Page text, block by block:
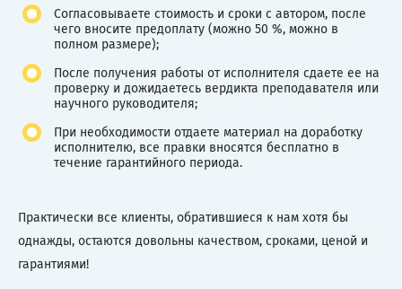
Согласовываете стоимость и сроки с автором, после
чего вносите предоплату (можно 50 %, можно в
полном размере);
После получения работы от исполнителя сдаете ее на
проверку и дожидаетесь вердикта преподавателя или
научного руководителя;
При необходимости отдаете материал на доработку
исполнителю, все правки вносятся бесплатно в
течение гарантийного периода.
Практически все клиенты, обратившиеся к нам хотя бы
однажды, остаются довольны качеством, сроками, ценой и
гарантиями!